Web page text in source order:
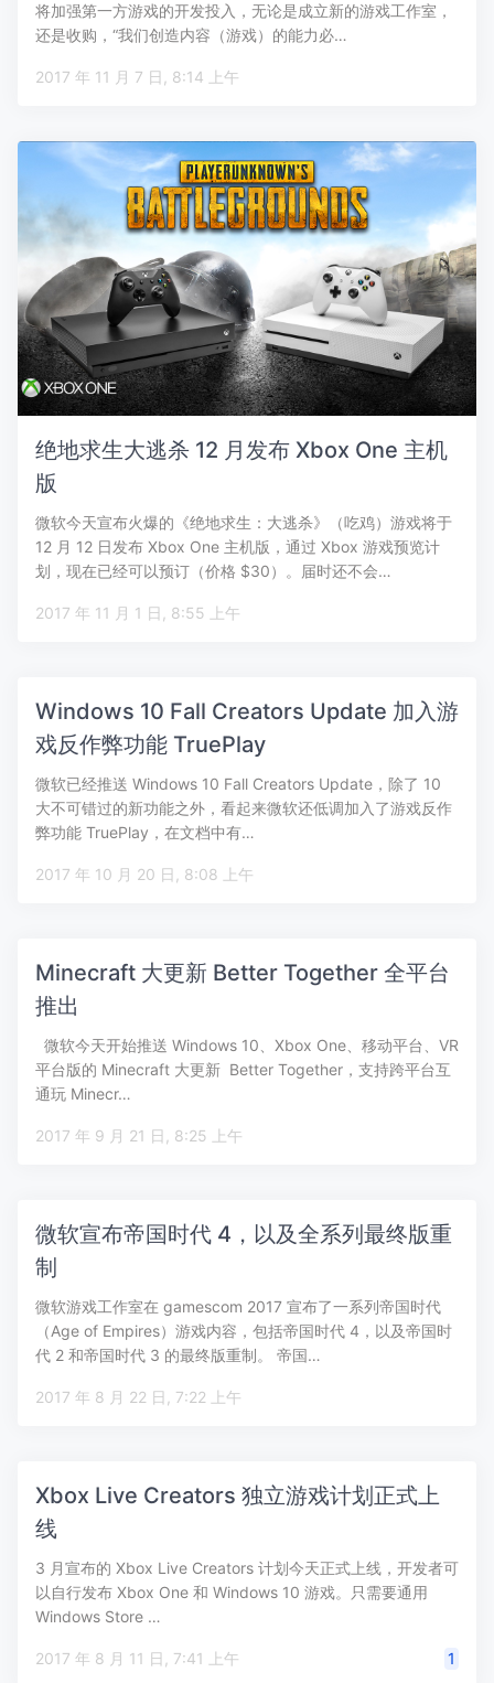
将加强第一方游戏的开发投入，无论是成立新的游戏工作室，
还是收购，“我们创造内容（游戏）的能力必…
2017 年 11 月 7 日, 8:14 上午
绝地求生大逃杀 12 月发布 Xbox One 主机
版
微软今天宣布火爆的《绝地求生：大逃杀》（吃鸡）游戏将于
12 月 12 日发布 Xbox One 主机版，通过 Xbox 游戏预览计
划，现在已经可以预订（价格 $30）。届时还不会…
2017 年 11 月 1 日, 8:55 上午
Windows 10 Fall Creators Update 加入游
戏反作弊功能 TruePlay
微软已经推送 Windows 10 Fall Creators Update，除了 10
大不可错过的新功能之外，看起来微软还低调加入了游戏反作
弊功能 TruePlay，在文档中有…
2017 年 10 月 20 日, 8:08 上午
Minecraft 大更新 Better Together 全平台
推出
微软今天开始推送 Windows 10、Xbox One、移动平台、VR
平台版的 Minecraft 大更新 Better Together，支持跨平台互
通玩 Minecr…
2017 年 9 月 21 日, 8:25 上午
微软宣布帝国时代 4，以及全系列最终版重
制
微软游戏工作室在 gamescom 2017 宣布了一系列帝国时代
（Age of Empires）游戏内容，包括帝国时代 4，以及帝国时
代 2 和帝国时代 3 的最终版重制。 帝国…
2017 年 8 月 22 日, 7:22 上午
Xbox Live Creators 独立游戏计划正式上
线
3 月宣布的 Xbox Live Creators 计划今天正式上线，开发者可
以自行发布 Xbox One 和 Windows 10 游戏。只需要通用
Windows Store …
2017 年 8 月 11 日, 7:41 上午 1